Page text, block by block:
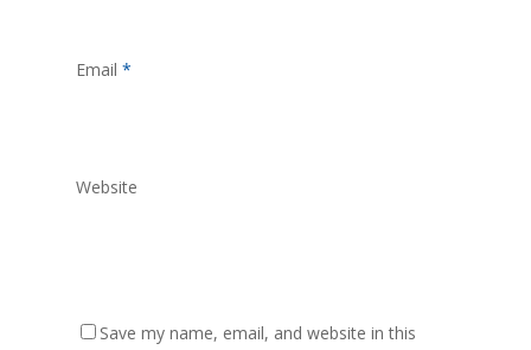
Email *
Website
Save my name, email, and website in this